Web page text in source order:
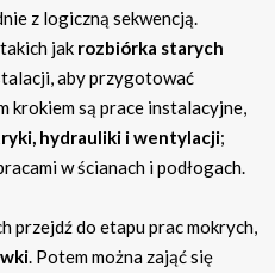
z logiczną sekwencją.
jak rozbiórka starych
aby przygotować
krokiem są prace instalacyjne,
hydrauliki i wentylacji;
w ścianach i podłogach.
przejdź do etapu prac mokrych,
. Potem można zająć się